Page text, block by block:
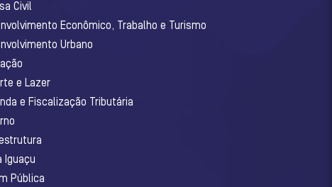
Civil
Econômico, Trabalho e Turismo
Urbano
e Lazer
e Fiscalização Tributária
Iguaçu
Pública